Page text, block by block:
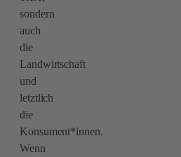
sondern
auch
die
Landwirtschaft
und
letztlich
die
Konsument*innen.
Wenn